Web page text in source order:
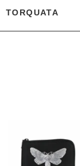
TORQUATA